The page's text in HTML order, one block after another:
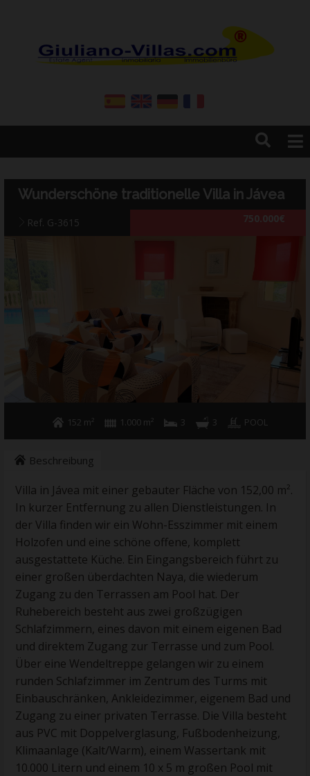
Home
Resales
New Build
Construction
Firma
Wunderschöne traditionelle Villa in Jávea
Ref. G-3615 750.000€
152 m² 1.000 m² 3 3 POOL
Beschreibung
Villa in Jávea mit einer gebauter Fläche von 152,00 m².
In kurzer Entfernung zu allen Dienstleistungen. In
der Villa finden wir ein Wohn-Esszimmer mit einem
Holzofen und eine schöne offene, komplett
ausgestattete Küche. Ein Eingangsbereich führt zu
einer großen überdachten Naya, die wiederum
Zugang zu den Terrassen am Pool hat. Der
Ruhebereich besteht aus zwei großzügigen
Schlafzimmern, eines davon mit einem eigenen Bad
und direktem Zugang zur Terrasse und zum Pool.
Über eine Wendeltreppe gelangen wir zu einem
runden Schlafzimmer im Zentrum des Turms mit
Einbauschränken, Ankleidezimmer, eigenem Bad und
Zugang zu einer privaten Terrasse. Die Villa besteht
aus PVC mit Doppelverglasung, Fußbodenheizung,
Klimaanlage (Kalt/Warm), einem Wassertank mit
10.000 Litern und einem 10 x 5 m großen Pool mit